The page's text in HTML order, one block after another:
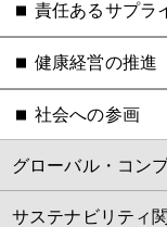
責任あるサプラ
健康経営の推進
社会への参画
グローバル・コン
サステナビリティ